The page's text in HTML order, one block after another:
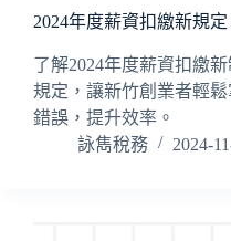
2024年度薪資扣繳新規
了解2024年度薪資扣繳
規定，讓新竹創業者輕
錯誤，提升效率。
詠雋稅務
2024-